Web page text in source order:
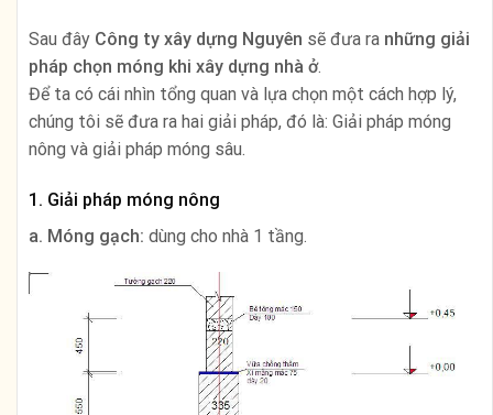
Sau đây Công ty xây dựng Nguyên sẽ đưa ra những giải
pháp chọn móng khi xây dựng nhà ở.
Để ta có cái nhìn tổng quan và lựa chọn một cách hợp lý,
chúng tôi sẽ đưa ra hai giải pháp, đó là: Giải pháp móng
nông và giải pháp móng sâu.
1. Giải pháp móng nông
a. Móng gạch: dùng cho nhà 1 tầng.